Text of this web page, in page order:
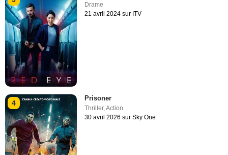
Drame
21 avril 2024 sur ITV
4
Prisoner
Thriller,Action
30 avril 2026 sur Sky One